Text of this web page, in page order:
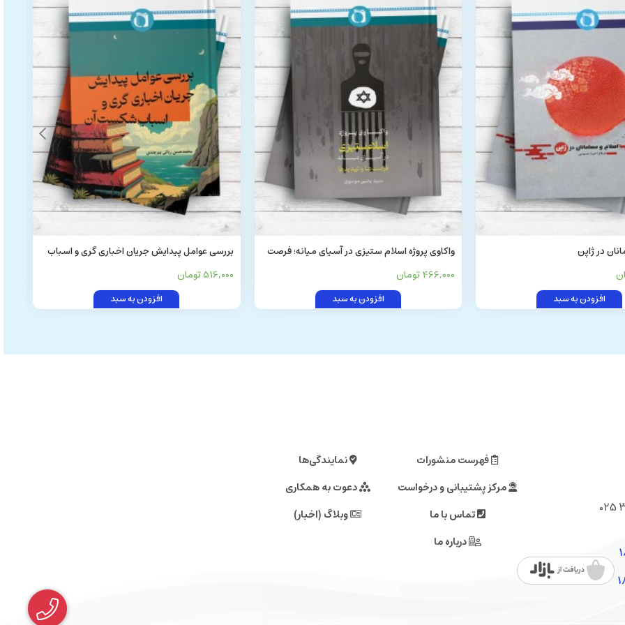
در ژاپن
افزودن به سبد
واکاوی پروژه اسلام ستیزی در آسیای میانه؛ فرصت
ها و تهدیدها
466,000 تومان
افزودن به سبد
بررسی عوامل پیدایش جریان اخباری گری و اسباب
شکست آن
516,000 تومان
افزودن به سبد
فهرست منشورات
نمایندگی‌ها
مرکز پشتیبانی و درخواست
دعوت به همکاری
تماس با ما
وبلاگ (اخبار)
درباره ما